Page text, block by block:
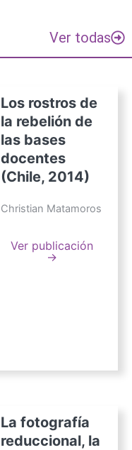
Ver todas
Los rostros de
la rebelión de
las bases
docentes
(Chile, 2014)
Christian Matamoros
Ver publicación
→
La fotografía
reduccional, la